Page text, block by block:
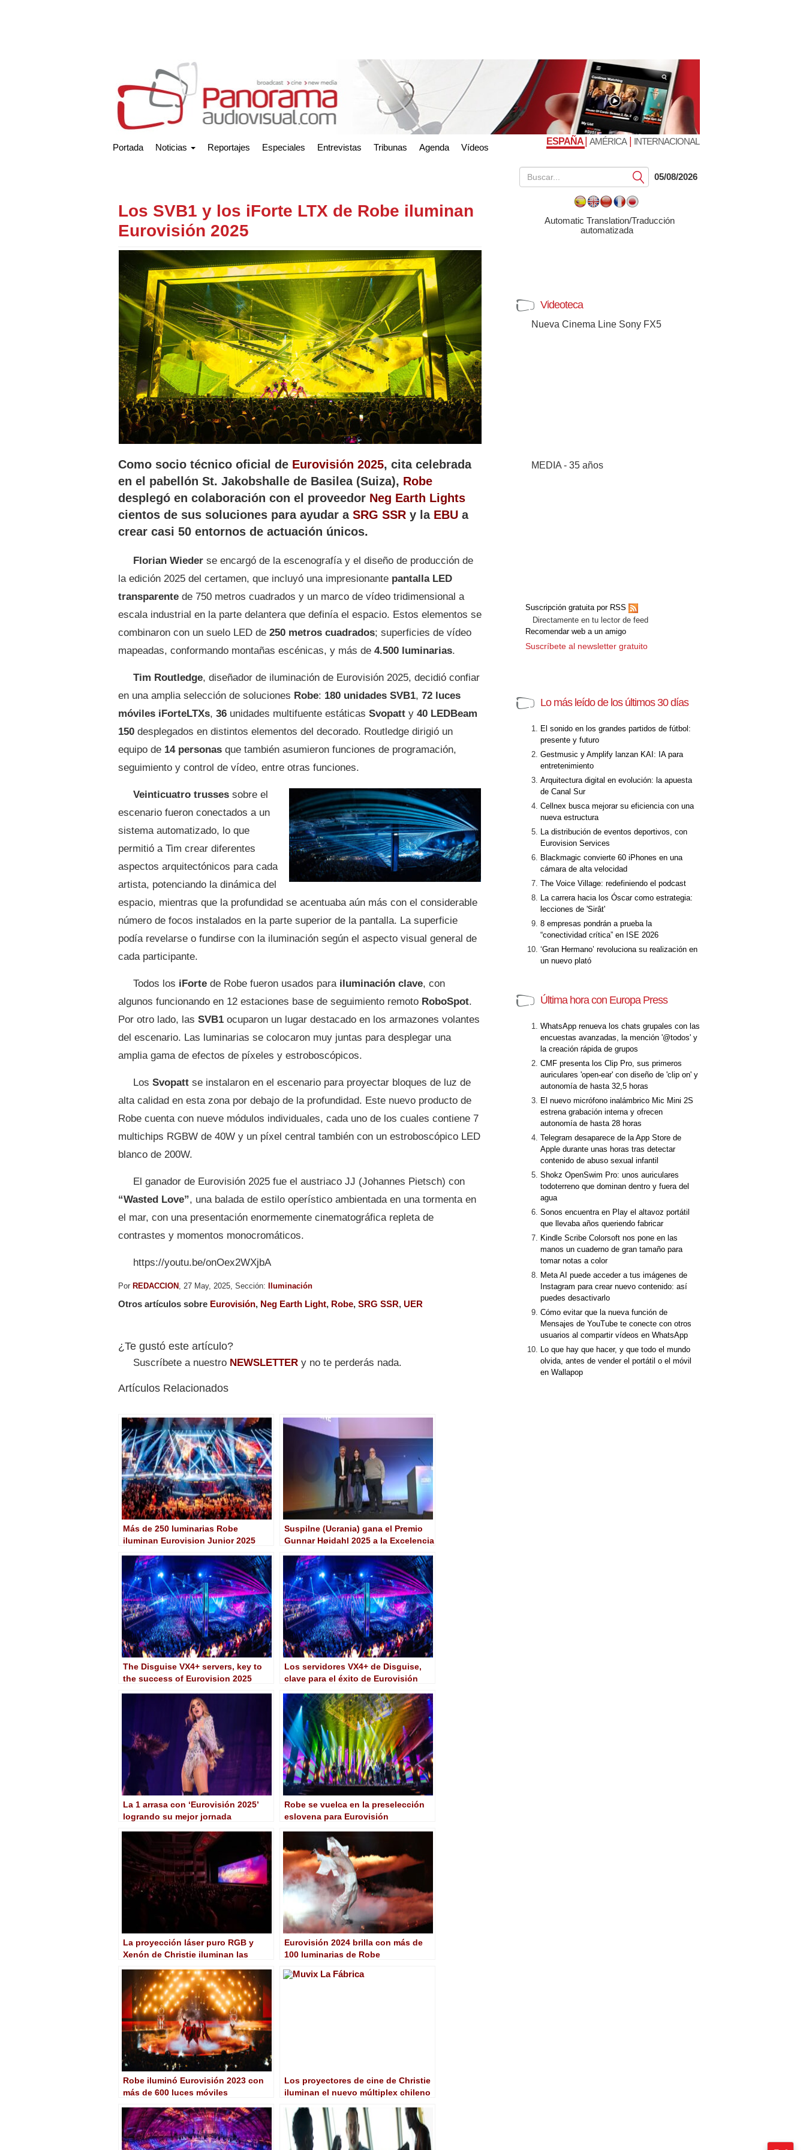
Portada Noticias Reportajes Especiales Entrevistas Tribunas Agenda Vídeos
ESPAÑA| AMÉRICA| INTERNACIONAL
Los SVB1 y los iForte LTX de Robe iluminan
Eurovisión 2025
Como socio técnico oficial de Eurovisión 2025, cita celebrada
en el pabellón St. Jakobshalle de Basilea (Suiza), Robe
desplegó en colaboración con el proveedor Neg Earth Lights
cientos de sus soluciones para ayudar a SRG SSR y la EBU a
crear casi 50 entornos de actuación únicos.
Florian Wieder se encargó de la escenografía y el diseño de producción de
la edición 2025 del certamen, que incluyó una impresionante pantalla LED
transparente de 750 metros cuadrados y un marco de vídeo tridimensional a
escala industrial en la parte delantera que definía el espacio. Estos elementos se
combinaron con un suelo LED de 250 metros cuadrados; superficies de vídeo
mapeadas, conformando montañas escénicas, y más de 4.500 luminarias.
Tim Routledge, diseñador de iluminación de Eurovisión 2025, decidió confiar
en una amplia selección de soluciones Robe: 180 unidades SVB1, 72 luces
móviles iForteLTXs, 36 unidades multifuente estáticas Svopatt y 40 LEDBeam
150 desplegados en distintos elementos del decorado. Routledge dirigió un
equipo de 14 personas que también asumieron funciones de programación,
seguimiento y control de vídeo, entre otras funciones.
Veinticuatro trusses sobre el
escenario fueron conectados a un
sistema automatizado, lo que
permitió a Tim crear diferentes
aspectos arquitectónicos para cada
artista, potenciando la dinámica del
espacio, mientras que la profundidad se acentuaba aún más con el considerable
número de focos instalados en la parte superior de la pantalla. La superficie
podía revelarse o fundirse con la iluminación según el aspecto visual general de
cada participante.
Todos los iForte de Robe fueron usados para iluminación clave, con
algunos funcionando en 12 estaciones base de seguimiento remoto RoboSpot.
Por otro lado, las SVB1 ocuparon un lugar destacado en los armazones volantes
del escenario. Las luminarias se colocaron muy juntas para desplegar una
amplia gama de efectos de píxeles y estroboscópicos.
Los Svopatt se instalaron en el escenario para proyectar bloques de luz de
alta calidad en esta zona por debajo de la profundidad. Este nuevo producto de
Robe cuenta con nueve módulos individuales, cada uno de los cuales contiene 7
multichips RGBW de 40W y un píxel central también con un estroboscópico LED
blanco de 200W.
El ganador de Eurovisión 2025 fue el austriaco JJ (Johannes Pietsch) con
“Wasted Love”, una balada de estilo operístico ambientada en una tormenta en
el mar, con una presentación enormemente cinematográfica repleta de
contrastes y momentos monocromáticos.
https://youtu.be/onOex2WXjbA
Por REDACCION , 27 May, 2025, Sección: Iluminación
Otros artículos sobre Eurovisión, Neg Earth Light, Robe, SRG SSR, UER
¿Te gustó este artículo?
Suscríbete a nuestro NEWSLETTER y no te perderás nada.
Artículos Relacionados
Más de 250 luminarias Robe
iluminan Eurovision Junior 2025
Suspilne (Ucrania) gana el Premio
Gunnar Høidahl 2025 a la Excelencia
The Disguise VX4+ servers, key to
the success of Eurovision 2025
Los servidores VX4+ de Disguise,
clave para el éxito de Eurovisión
La 1 arrasa con ‘Eurovisión 2025’
logrando su mejor jornada
Robe se vuelca en la preselección
eslovena para Eurovisión
La proyección láser puro RGB y
Xenón de Christie iluminan las
Toronto
Eurovisión 2024 brilla con más de
100 luminarias de Robe
Robe iluminó Eurovisión 2023 con
más de 600 luces móviles
Los proyectores de cine de Christie
iluminan el nuevo múltiplex chileno
Submit05/08/2026
Automatic Translation/Traducción
automatizada
Videoteca
Nueva Cinema Line Sony FX5
MEDIA - 35 años
Suscripción gratuita por RSS
Directamente en tu lector de feed
Recomendar web a un amigo
Suscríbete al newsletter gratuito
Lo más leído de los últimos 30 días
El sonido en los grandes partidos de fútbol:
presente y futuro
Gestmusic y Amplify lanzan KAI: IA para
entretenimiento
Arquitectura digital en evolución: la apuesta
de Canal Sur
Cellnex busca mejorar su eficiencia con una
nueva estructura
La distribución de eventos deportivos, con
Eurovision Services
Blackmagic convierte 60 iPhones en una
cámara de alta velocidad
The Voice Village: redefiniendo el podcast
La carrera hacia los Óscar como estrategia:
lecciones de 'Sirât'
8 empresas pondrán a prueba la
“conectividad crítica” en ISE 2026
‘Gran Hermano’ revoluciona su realización en
un nuevo plató
Última hora con Europa Press
WhatsApp renueva los chats grupales con las
encuestas avanzadas, la mención '@todos' y
la creación rápida de grupos
CMF presenta los Clip Pro, sus primeros
auriculares 'open-ear' con diseño de 'clip on' y
autonomía de hasta 32,5 horas
El nuevo micrófono inalámbrico Mic Mini 2S
estrena grabación interna y ofrecen
autonomía de hasta 28 horas
Telegram desaparece de la App Store de
Apple durante unas horas tras detectar
contenido de abuso sexual infantil
Shokz OpenSwim Pro: unos auriculares
todoterreno que dominan dentro y fuera del
agua
Sonos encuentra en Play el altavoz portátil
que llevaba años queriendo fabricar
Kindle Scribe Colorsoft nos pone en las
manos un cuaderno de gran tamaño para
tomar notas a color
Meta AI puede acceder a tus imágenes de
Instagram para crear nuevo contenido: así
puedes desactivarlo
Cómo evitar que la nueva función de
Mensajes de YouTube te conecte con otros
usuarios al compartir vídeos en WhatsApp
Lo que hay que hacer, y que todo el mundo
olvida, antes de vender el portátil o el móvil
en Wallapop